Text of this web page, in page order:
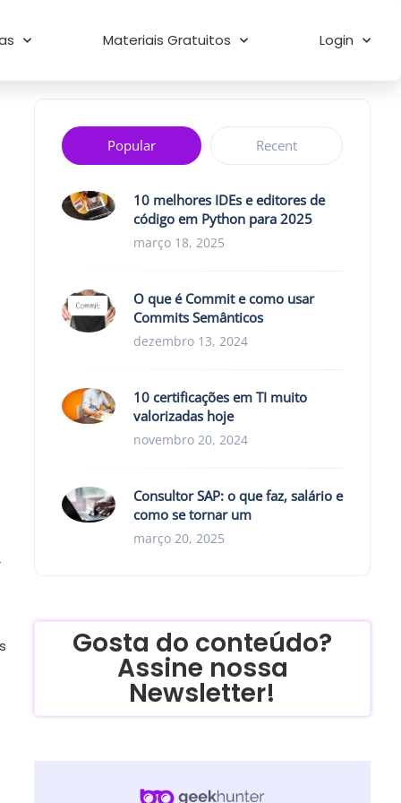
Materiais Gratuitos Login
Popular Recent
10 melhores IDEs e editores de
código em Python para 2025
março 18, 2025
O que é Commit e como usar
Commits Semânticos
dezembro 13, 2024
10 certificações em TI muito
valorizadas hoje
novembro 20, 2024
Consultor SAP: o que faz, salário e
como se tornar um
março 20, 2025
Gosta do conteúdo?
Assine nossa
Newsletter!